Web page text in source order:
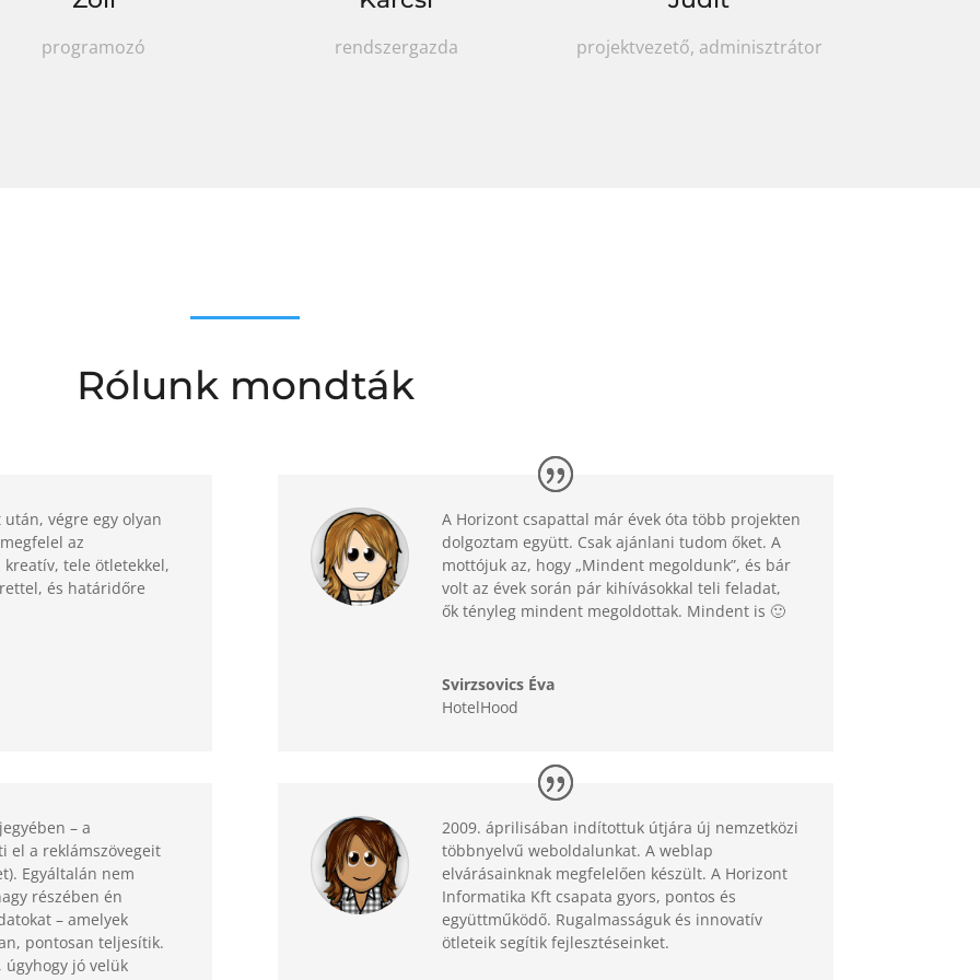
programozó rendszergazda projektvezető, adminisztrátor
Rólunk mondták
végre egy olyan
az
kreatív, tele ötletekkel,
és határidőre
– a
el a reklámszövegeit
Egyáltalán nem
részében én
– amelyek
pontosan teljesítik.
úgyhogy jó velük
A Horizont csapattal már évek óta több projekten
dolgoztam együtt. Csak ajánlani tudom őket. A
mottójuk az, hogy „Mindent megoldunk”, és bár
volt az évek során pár kihívásokkal teli feladat,
ők tényleg mindent megoldottak. Mindent is 🙂
Svirzsovics Éva
HotelHood
2009. áprilisában indítottuk útjára új nemzetközi
többnyelvű weboldalunkat. A weblap
elvárásainknak megfelelően készült. A Horizont
Informatika Kft csapata gyors, pontos és
együttműködő. Rugalmasságuk és innovatív
ötleteik segítik fejlesztéseinket.